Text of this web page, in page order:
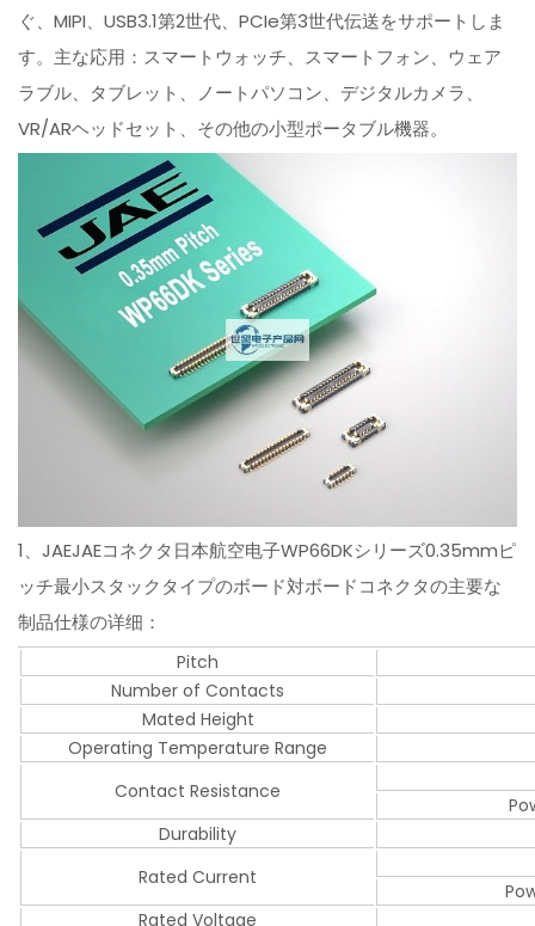
ぐ、MIPI、USB3.1第2世代、PCIe第3世代伝送をサポートしま
す。主な応用：スマートウォッチ、スマートフォン、ウェア
ラブル、タブレット、ノートパソコン、デジタルカメラ、
VR/ARヘッドセット、その他の小型ポータブル機器。
1、JAEJAEコネクタ日本航空电子WP66DKシリーズ0.35mmピ
ッチ最小スタックタイプのボード対ボードコネクタの主要な
制品仕様の详细：
Pitch
Number of Contacts
Mated Height
Operating Temperature Range
Contact Resistance
Durability
Rated Current
Rated Voltage